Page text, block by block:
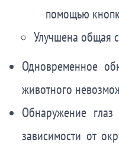
помощью
Улучшена общая
Одновременное
животного
Обнаружение
зависимости от